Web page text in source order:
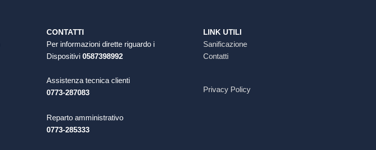
CONTATTI
Per informazioni dirette riguardo i
Dispositivi 0587398992
Assistenza tecnica clienti
0773-287083
Reparto amministrativo
0773-285333
LINK UTILI
Sanificazione
Contatti
Privacy Policy